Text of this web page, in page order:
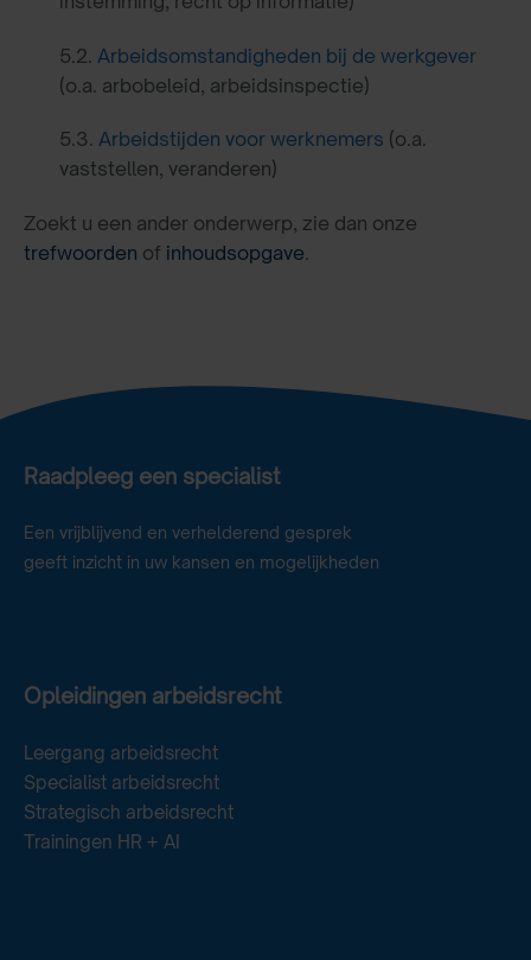
5.2. Arbeidsomstandigheden bij de werkgever
(o.a. arbobeleid, arbeidsinspectie)
5.3. Arbeidstijden voor werknemers (o.a.
vaststellen, veranderen)
Zoekt u een ander onderwerp, zie dan onze
trefwoorden of inhoudsopgave.
Raadpleeg een specialist
Een vrijblijvend en verhelderend gesprek
geeft inzicht in uw kansen en mogelijkheden
Opleidingen arbeidsrecht
Leergang arbeidsrecht
Specialist arbeidsrecht
Strategisch arbeidsrecht
Trainingen HR + AI